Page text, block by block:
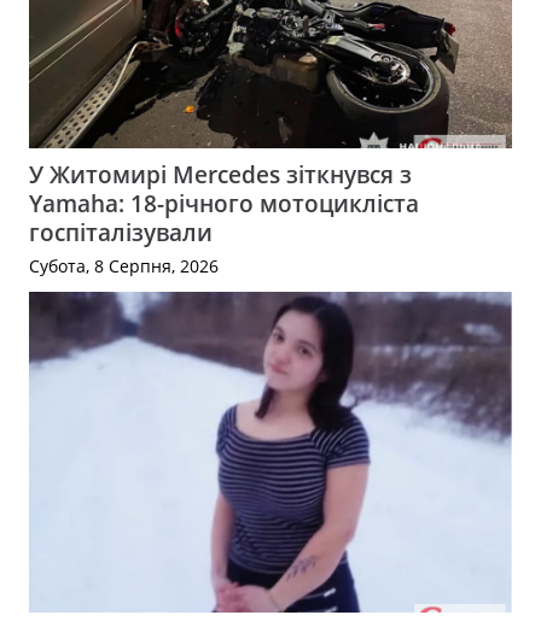
У Житомирі Mercedes зіткнувся з
Yamaha: 18-річного мотоцикліста
госпіталізували
Субота, 8 Серпня, 2026